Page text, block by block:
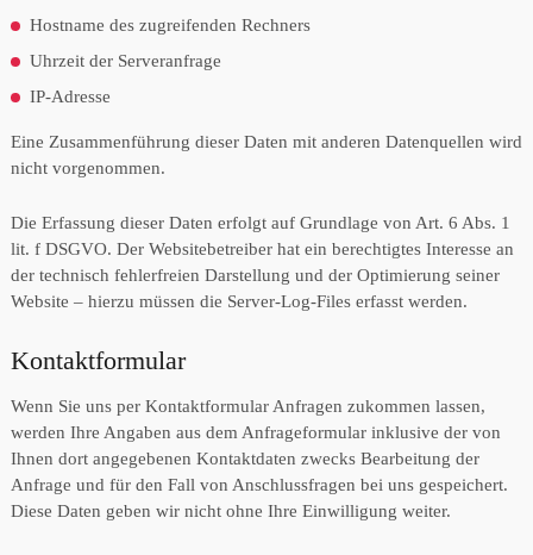
Hostname des zugreifenden Rechners
Uhrzeit der Serveranfrage
IP-Adresse
Eine Zusammenführung dieser Daten mit anderen Datenquellen wird
nicht vorgenommen.
Die Erfassung dieser Daten erfolgt auf Grundlage von Art. 6 Abs. 1
lit. f DSGVO. Der Websitebetreiber hat ein berechtigtes Interesse an
der technisch fehlerfreien Darstellung und der Optimierung seiner
Website – hierzu müssen die Server-Log-Files erfasst werden.
Kontaktformular
Wenn Sie uns per Kontaktformular Anfragen zukommen lassen,
werden Ihre Angaben aus dem Anfrageformular inklusive der von
Ihnen dort angegebenen Kontaktdaten zwecks Bearbeitung der
Anfrage und für den Fall von Anschlussfragen bei uns gespeichert.
Diese Daten geben wir nicht ohne Ihre Einwilligung weiter.